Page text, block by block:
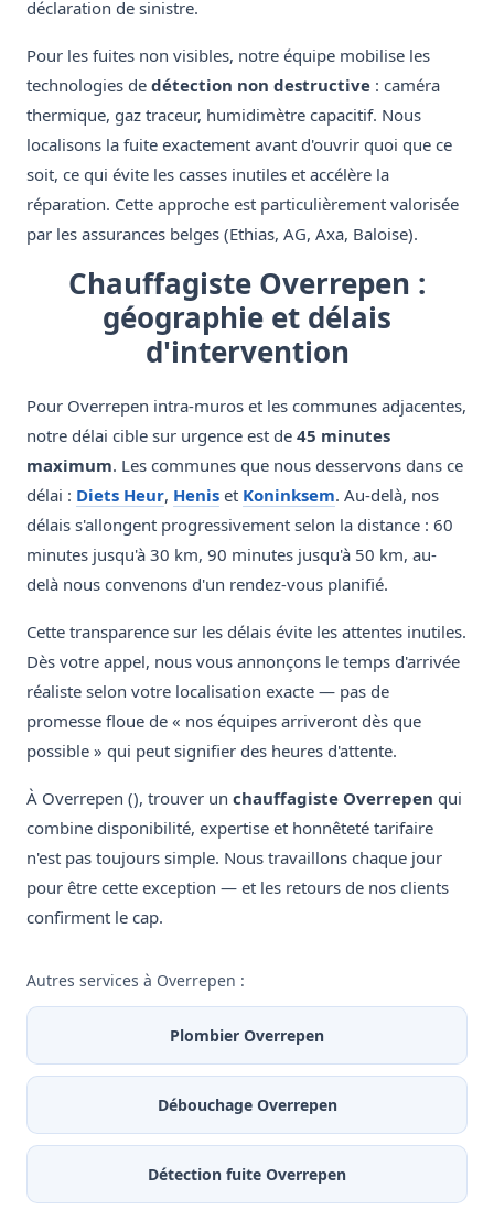
déclaration de sinistre.
Pour les fuites non visibles, notre équipe mobilise les
technologies de détection non destructive : caméra
thermique, gaz traceur, humidimètre capacitif. Nous
localisons la fuite exactement avant d'ouvrir quoi que ce
soit, ce qui évite les casses inutiles et accélère la
réparation. Cette approche est particulièrement valorisée
par les assurances belges (Ethias, AG, Axa, Baloise).
Chauffagiste Overrepen :
géographie et délais
d'intervention
Pour Overrepen intra-muros et les communes adjacentes,
notre délai cible sur urgence est de 45 minutes
maximum. Les communes que nous desservons dans ce
délai : Diets Heur, Henis et Koninksem. Au-delà, nos
délais s'allongent progressivement selon la distance : 60
minutes jusqu'à 30 km, 90 minutes jusqu'à 50 km, au-
delà nous convenons d'un rendez-vous planifié.
Cette transparence sur les délais évite les attentes inutiles.
Dès votre appel, nous vous annonçons le temps d'arrivée
réaliste selon votre localisation exacte — pas de
promesse floue de « nos équipes arriveront dès que
possible » qui peut signifier des heures d'attente.
À Overrepen (), trouver un chauffagiste Overrepen qui
combine disponibilité, expertise et honnêteté tarifaire
n'est pas toujours simple. Nous travaillons chaque jour
pour être cette exception — et les retours de nos clients
confirment le cap.
Autres services à Overrepen :
Plombier Overrepen
Débouchage Overrepen
Détection fuite Overrepen